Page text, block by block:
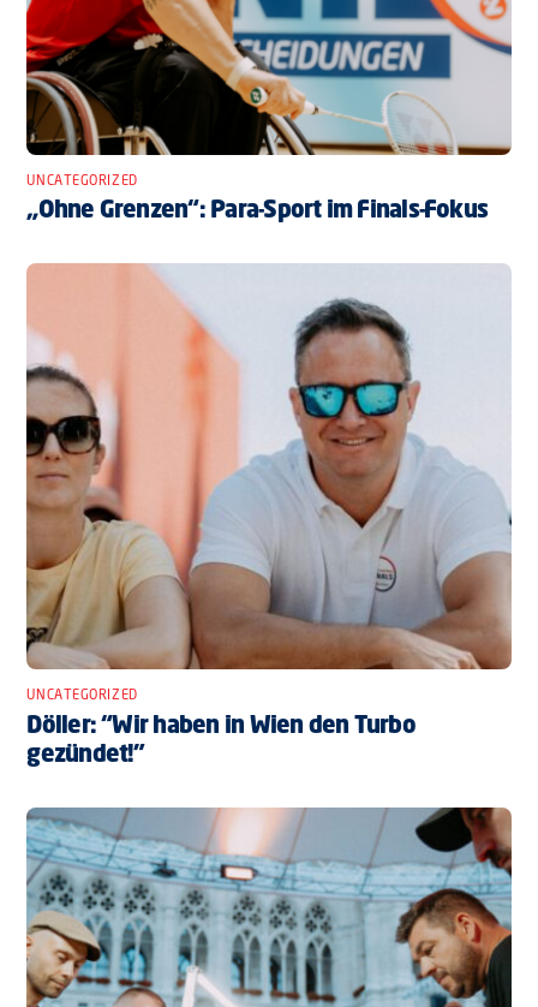
UNCATEGORIZED
„Ohne Grenzen“: Para-Sport im Finals-Fokus
UNCATEGORIZED
Döller: “Wir haben in Wien den Turbo
gezündet!”